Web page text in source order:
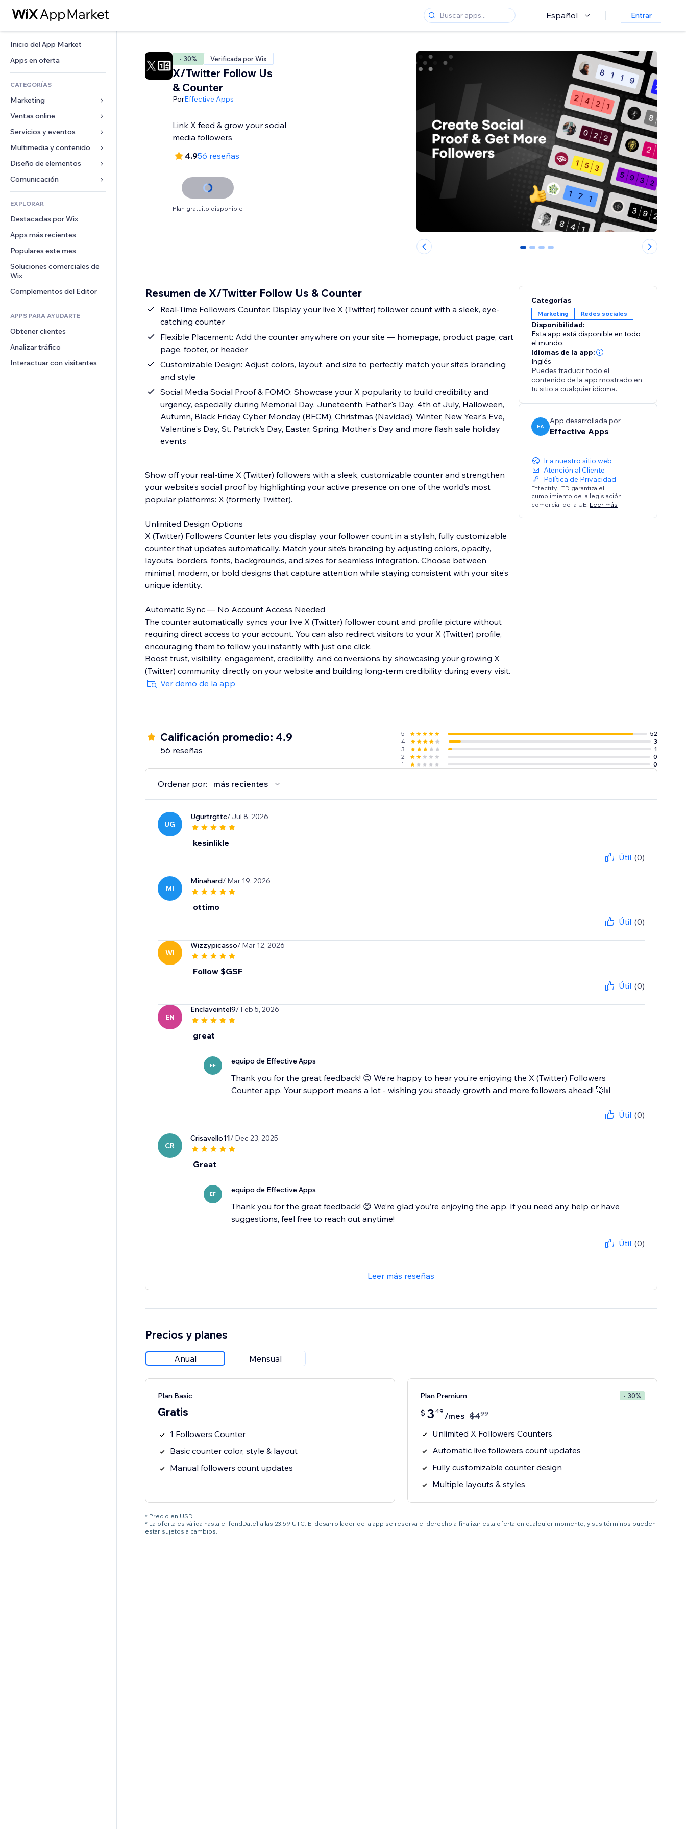
Español Entrar
Inicio del App Market
Apps en oferta
CATEGORÍAS
Marketing
Anuncios
Móvil
Analíticas
Anuncios del sitio
Email
Ventas online
Apps para tiendas
Envíos y entregas
Botones de venta
Contabilidad
Cupones y fidelización
Almacenamiento de mercancía
Crowdfunding
Alimentos y bebidas
Servicios y eventos
Hoteles
Eventos
Restaurantes
Inmobiliarias
Reservas
Multimedia y contenido
Galerías
Música
Pódcast
Fotografía
Video
PDF
Compartir archivos
Noticias
Servicios de contenido
Efectos de texto
Diseño de elementos
Mapas y navegación
Privacidad y seguridad
Reloj
Plantillas para páginas
Efectos de imágenes
Botones y menús
Banners e insignias
Calculadoras
Buscar
Formularios
Encuestas
Chat
Comentarios
Teléfono
Comunidad
Reseñas y testimonios
EXPLORAR
Destacadas por Wix
Apps más recientes
Populares este mes
Soluciones comerciales de
Wix
Complementos del Editor
APPS PARA AYUDARTE
Obtener clientes
Analizar tráfico
Interactuar con visitantes
- 30% Verificada por Wix
X/Twitter Follow Us
& Counter
PorEffective Apps
Link X feed & grow your social
media followers
4.956 reseñas
Plan gratuito disponible
0 1 2 3
Resumen de X/Twitter Follow Us & Counter
Real-Time Followers Counter: Display your live X (Twitter) follower count with a sleek, eye-
catching counter
Flexible Placement: Add the counter anywhere on your site — homepage, product page, cart
page, footer, or header
Customizable Design: Adjust colors, layout, and size to perfectly match your site’s branding
and style
Social Media Social Proof & FOMO: Showcase your X popularity to build credibility and
urgency, especially during Memorial Day, Juneteenth, Father's Day, 4th of July, Halloween,
Autumn, Black Friday Cyber Monday (BFCM), Christmas (Navidad), Winter, New Year's Eve,
Valentine's Day, St. Patrick's Day, Easter, Spring, Mother's Day and more flash sale holiday
events
Show off your real-time X (Twitter) followers with a sleek, customizable counter and strengthen
your website’s social proof by highlighting your active presence on one of the world’s most
popular platforms: X (formerly Twitter).
Unlimited Design Options
X (Twitter) Followers Counter lets you display your follower count in a stylish, fully customizable
counter that updates automatically. Match your site’s branding by adjusting colors, opacity,
layouts, borders, fonts, backgrounds, and sizes for seamless integration. Choose between
minimal, modern, or bold designs that capture attention while staying consistent with your site’s
unique identity.
Automatic Sync — No Account Access Needed
The counter automatically syncs your live X (Twitter) follower count and profile picture without
requiring direct access to your account. You can also redirect visitors to your X (Twitter) profile,
encouraging them to follow you instantly with just one click.
Boost trust, visibility, engagement, credibility, and conversions by showcasing your growing X
(Twitter) community directly on your website and building long-term credibility during every visit.
Ver demo de la app
Categorías
Marketing Redes sociales
Disponibilidad:
Esta app está disponible en todo
el mundo.
Idiomas de la app:
Inglés
Puedes traducir todo el
contenido de la app mostrado en
tu sitio a cualquier idioma.
EA
App desarrollada por
Effective Apps
Ir a nuestro sitio web
Atención al Cliente
Política de Privacidad
Effectify LTD garantiza el
cumplimiento de la legislación
comercial de la UE. Leer más
Calificación promedio: 4.9
56 reseñas
5
52
4
3
3
1
2
0
1
0
Ordenar por: más recientes
UG
Ugurtrgttc/ Jul 8, 2026
kesinlikle
Útil (0)
MI
Minahard/ Mar 19, 2026
ottimo
Útil (0)
WI
Wizzypicasso/ Mar 12, 2026
Follow $GSF
Útil (0)
EN
Enclaveintel9/ Feb 5, 2026
great
EF equipo de Effective Apps
Thank you for the great feedback! 😊 We’re happy to hear you’re enjoying the X (Twitter) Followers
Counter app. Your support means a lot - wishing you steady growth and more followers ahead! 🚀📊
Útil (0)
CR
Crisavello11/ Dec 23, 2025
Great
EF equipo de Effective Apps
Thank you for the great feedback! 😊 We’re glad you’re enjoying the app. If you need any help or have
suggestions, feel free to reach out anytime!
Útil (0)
Leer más reseñas
Precios y planes
Anual Mensual
Plan Basic
Gratis
1 Followers Counter
Basic counter color, style & layout
Manual followers count updates
Plan Premium - 30%
$ 3 49 /mes $499
Unlimited X Followers Counters
Automatic live followers count updates
Fully customizable counter design
Multiple layouts & styles
* Precio en USD.
* La oferta es válida hasta el {endDate} a las 23:59 UTC. El desarrollador de la app se reserva el derecho a finalizar esta oferta en cualquier momento, y sus términos pueden
estar sujetos a cambios.